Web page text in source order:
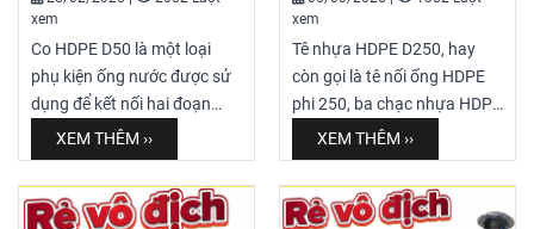
xem
Co HDPE D50 là một loại
phụ kiện ống nước được sử
dụng để kết nối hai đoạn
ống HDPE với nhau tạo
thành góc 90 độ. Sản phẩm
được làm từ vật liệu nhựa
HDPE (High-Density
XEM THÊM ››
xem
Tê nhựa HDPE D250, hay
còn gọi là tê nối ống HDPE
phi 250, ba chạc nhựa HDPE
D250, tê chia nhánh HDPE
250mm hoặc tê đều HDPE
D250, là một loại phụ kiện
ống nhựa được làm từ vật
XEM THÊM ››